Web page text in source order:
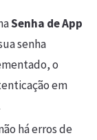
Senha de App
senha
o
em
há erros de